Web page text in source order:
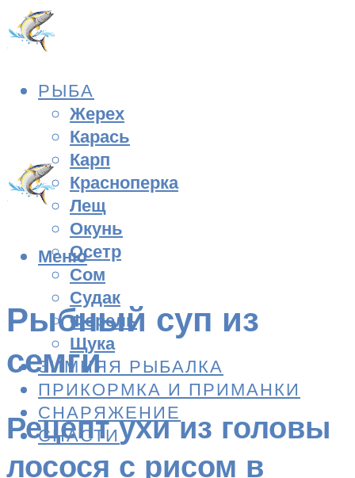
РЫБА
Жерех
Карась
Карп
Красноперка
Лещ
Окунь
Осетр
Сом
Судак
Форель
Щука
ЗИМНЯЯ РЫБАЛКА
ПРИКОРМКА И ПРИМАНКИ
СНАРЯЖЕНИЕ
СНАСТИ
Меню
Рыбный суп из
семги
Рецепт ухи из головы
лосося с рисом в